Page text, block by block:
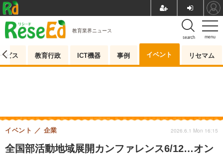
menu
search
教育業界ニュース
ビス 教育行政 ICT機器 事例 イベント リセマム
全国部活動地域展開カンファレンス6/12…オン
イベント 企業 2026.6.1 Mon 16:15